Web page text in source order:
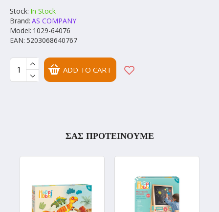
Stock: In Stock
Brand: AS COMPANY
Model: 1029-64076
EAN: 5203068640767
ADD TO CART
ΣΑΣ ΠΡΟΤΕΙΝΟΥΜΕ
IN STOCK